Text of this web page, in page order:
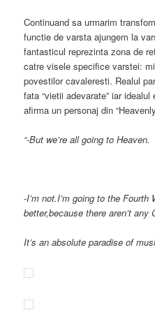
Continuand sa urmarim
functie de varsta ajungem la
fantasticul reprezinta zona de
catre visele specifice varstei:
povestilor cavaleresti. Realul
fata “vietii adevarate” iar
afirma un personaj din
“-But we’re all going to Heaven.
-I’m not.I’m going to the
better,because there aren’t any
It’s an absolute paradise of